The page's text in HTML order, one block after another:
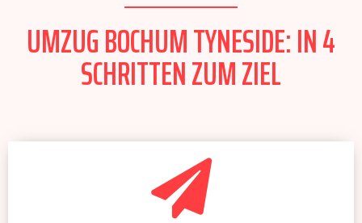
UMZUG BOCHUM TYNESIDE: IN 4
SCHRITTEN ZUM ZIEL